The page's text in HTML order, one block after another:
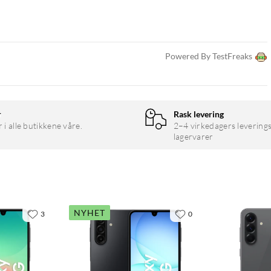
Powered By TestFreaks
i alle butikkene våre.
Rask levering
2–4 virkedagers
lagervarer
3 NYHET 0